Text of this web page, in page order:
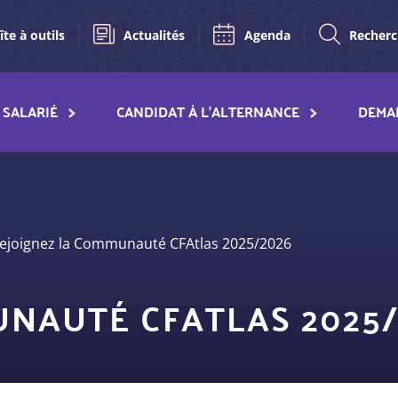
à outils Actualités Agenda
SALARIÉ CANDIDAT À L'ALTERNANCE
la Communauté CFAtlas 2025/2026
CFATLAS